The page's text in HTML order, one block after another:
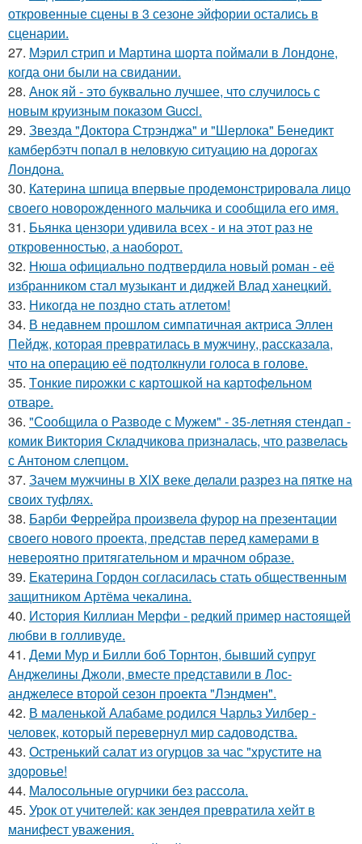
откровенные сцены в 3 сезоне эйфории остались в
сценарии.
27. Мэрил стрип и Мартина шорта поймали в Лондоне,
когда они были на свидании.
28. Анок яй - это буквально лучшее, что случилось с
новым круизным показом Gucci.
29. Звезда "Доктора Стрэнджа" и "Шерлока" Бенедикт
камбербэтч попал в неловкую ситуацию на дорогах
Лондона.
30. Катерина шпица впервые продемонстрировала лицо
своего новорожденного мальчика и сообщила его имя.
31. Бьянка цензори удивила всех - и на этот раз не
откровенностью, а наоборот.
32. Нюша официально подтвердила новый роман - её
избранником стал музыкант и диджей Влад ханецкий.
33. Никогда не поздно стать атлетом!
34. В недавнем прошлом симпатичная актриса Эллен
Пейдж, которая превратилась в мужчину, рассказала,
что на операцию её подтолкнули голоса в голове.
35. Tонкие пиpoжки с кaртoшкoй на картoфeльном
отваpe.
36. "Сообщила о Разводе с Мужем" - 35-летняя стендап -
комик Виктория Складчикова призналась, что развелась
с Антоном слепцом.
37. Зачем мужчины в XIX веке делали разрез на пятке на
своих туфлях.
38. Барби Феррейра произвела фурор на презентации
своего нового проекта, представ перед камерами в
невероятно притягательном и мрачном образе.
39. Екатерина Гордон согласилась стать общественным
защитником Артёма чекалина.
40. История Киллиан Мерфи - редкий пример настоящей
любви в голливуде.
41. Деми Мур и Билли боб Торнтон, бывший супруг
Анджелины Джоли, вместе представили в Лос-
анджелесе второй сезон проекта "Лэндмен".
42. В маленькой Алабаме родился Чарльз Уилбер -
человек, который перевернул мир садоводства.
43. Остренький салат из огурцов за час "хрустите нa
здоровье!
44. Малосольные огурчики без рассола.
45. Урок от учителей: как зендея превратила хейт в
манифест уважения.